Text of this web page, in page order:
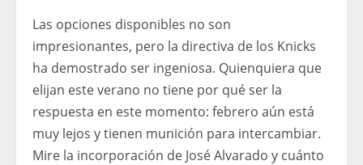
Las opciones disponibles no son
impresionantes, pero la directiva de los Knicks
ha demostrado ser ingeniosa. Quienquiera que
elijan este verano no tiene por qué ser la
respuesta en este momento: febrero aún está
muy lejos y tienen munición para intercambiar.
Mire la incorporación de José Alvarado y cuánto